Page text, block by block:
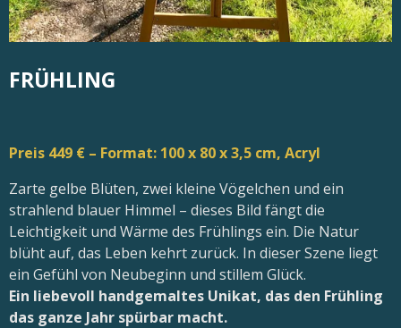
FRÜHLING
Preis 449 € – Format: 100 x 80 x 3,5 cm, Acryl
Zarte gelbe Blüten, zwei kleine Vögelchen und ein
strahlend blauer Himmel – dieses Bild fängt die
Leichtigkeit und Wärme des Frühlings ein. Die Natur
blüht auf, das Leben kehrt zurück. In dieser Szene liegt
ein Gefühl von Neubeginn und stillem Glück.
Ein liebevoll handgemaltes Unikat, das den Frühling
das ganze Jahr spürbar macht.